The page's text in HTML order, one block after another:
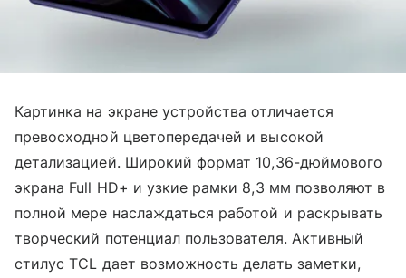
Картинка на экране устройства отличается
превосходной цветопередачей и высокой
детализацией. Широкий формат 10,36-дюймового
экрана Full HD+ и узкие рамки 8,3 мм позволяют в
полной мере наслаждаться работой и раскрывать
творческий потенциал пользователя. Активный
стилус TCL дает возможность делать заметки,